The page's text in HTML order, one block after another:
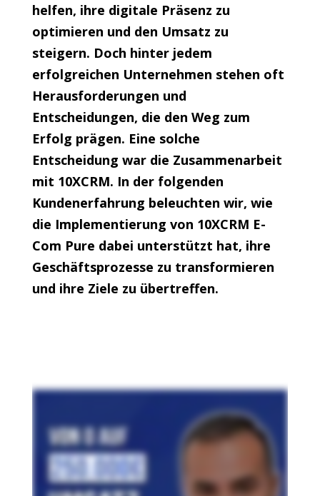
helfen, ihre digitale Präsenz zu
optimieren und den Umsatz zu
steigern. Doch hinter jedem
erfolgreichen Unternehmen stehen oft
Herausforderungen und
Entscheidungen, die den Weg zum
Erfolg prägen. Eine solche
Entscheidung war die Zusammenarbeit
mit 10XCRM. In der folgenden
Kundenerfahrung beleuchten wir, wie
die Implementierung von 10XCRM E-
Com Pure dabei unterstützt hat, ihre
Geschäftsprozesse zu transformieren
und ihre Ziele zu übertreffen.